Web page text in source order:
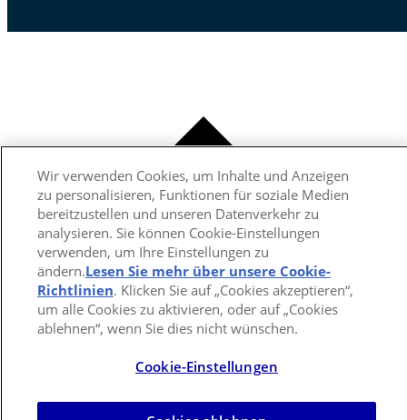
Wir verwenden Cookies, um Inhalte und Anzeigen
zu personalisieren, Funktionen für soziale Medien
bereitzustellen und unseren Datenverkehr zu
analysieren. Sie können Cookie-Einstellungen
verwenden, um Ihre Einstellungen zu
ändern.Lesen Sie mehr über unsere Cookie-
Richtlinien(opens in a new tab)
. Klicken Sie auf „Cookies akzeptieren“,
um alle Cookies zu aktivieren, oder auf „Cookies
ablehnen“, wenn Sie dies nicht wünschen.
Cookie-Einstellungen